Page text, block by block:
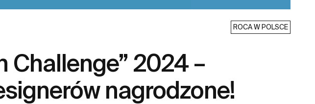
ROCA W POLSCE
Challenge” 2024 –
nagrodzone!